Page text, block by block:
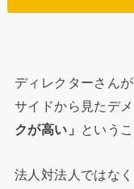
ディレクターさん
サイドから見たデ
クが高い」
という
法人対法人ではな